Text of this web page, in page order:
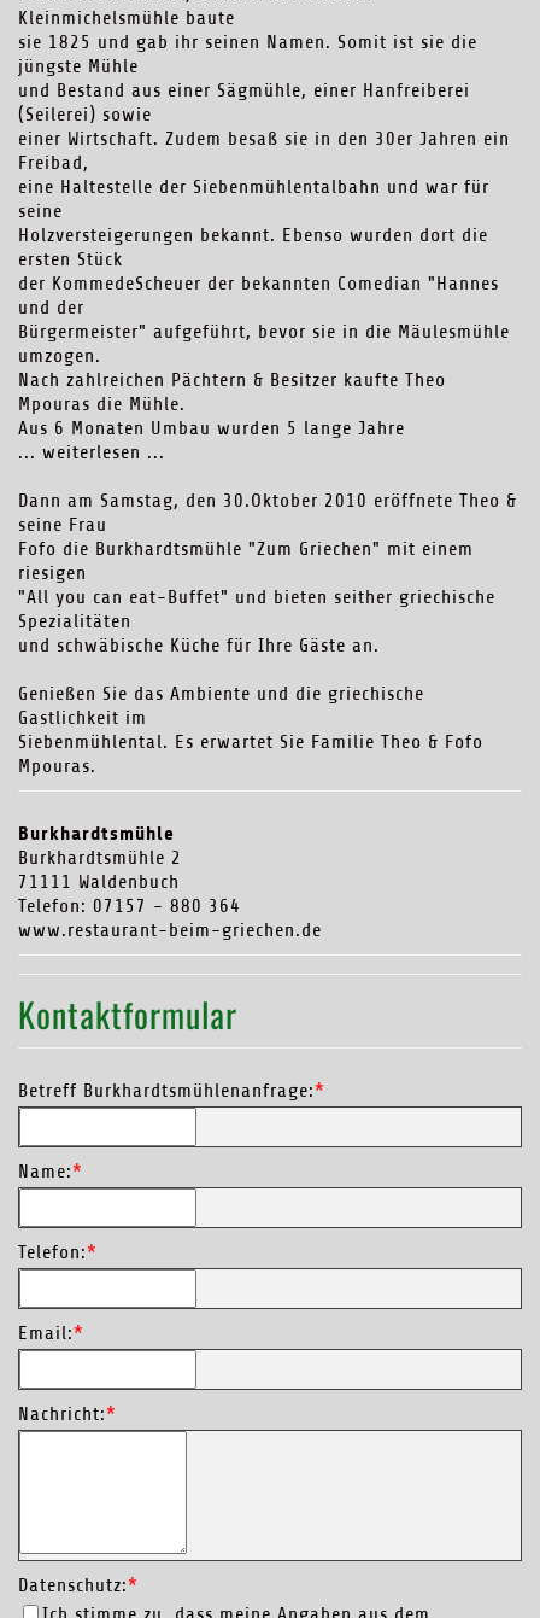
Kleinmichelsmühle baute
sie 1825 und gab ihr seinen Namen. Somit ist sie die
jüngste Mühle
und Bestand aus einer Sägmühle, einer Hanfreiberei
(Seilerei) sowie
einer Wirtschaft. Zudem besaß sie in den 30er Jahren ein
Freibad,
eine Haltestelle der Siebenmühlentalbahn und war für
seine
Holzversteigerungen bekannt. Ebenso wurden dort die
ersten Stück
der KommedeScheuer der bekannten Comedian "Hannes
und der
Bürgermeister" aufgeführt, bevor sie in die Mäulesmühle
umzogen.
Nach zahlreichen Pächtern & Besitzer kaufte Theo
Mpouras die Mühle.
Aus 6 Monaten Umbau wurden 5 lange Jahre
... weiterlesen ...
Dann am Samstag, den 30.Oktober 2010 eröffnete Theo &
seine Frau
Fofo die Burkhardtsmühle "Zum Griechen" mit einem
riesigen
"All you can eat-Buffet" und bieten seither griechische
Spezialitäten
und schwäbische Küche für Ihre Gäste an.
Genießen Sie das Ambiente und die griechische
Gastlichkeit im
Siebenmühlental. Es erwartet Sie Familie Theo & Fofo
Mpouras.
Burkhardtsmühle
Burkhardtsmühle 2
71111 Waldenbuch
Telefon: 07157 - 880 364
www.restaurant-beim-griechen.de
Kontaktformular
Betreff Burkhardtsmühlenanfrage:*
Name:*
Telefon:*
Email:*
Nachricht:*
Datenschutz:*